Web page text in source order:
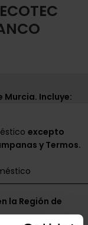
Murcia. Incluye:
excepto
y Termos.
la Región de